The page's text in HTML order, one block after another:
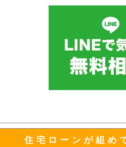
住宅ローンが組め